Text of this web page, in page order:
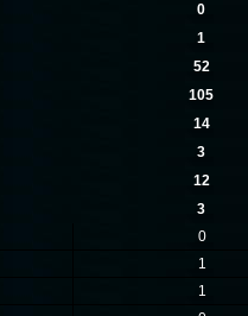
0
1
52
105
14
3
12
3
0
1
1